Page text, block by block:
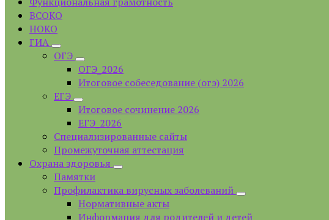
ВСОКО
НОКО
ГИА
ОГЭ
ОГЭ_2026
Итоговое собеседование (огэ) 2026
ЕГЭ
Итоговое сочинение 2026
ЕГЭ_2026
Специализированные сайты
Промежуточная аттестация
Охрана здоровья
Памятки
Профилактика вирусных заболеваний
Нормативные акты
Информация для родителей и детей